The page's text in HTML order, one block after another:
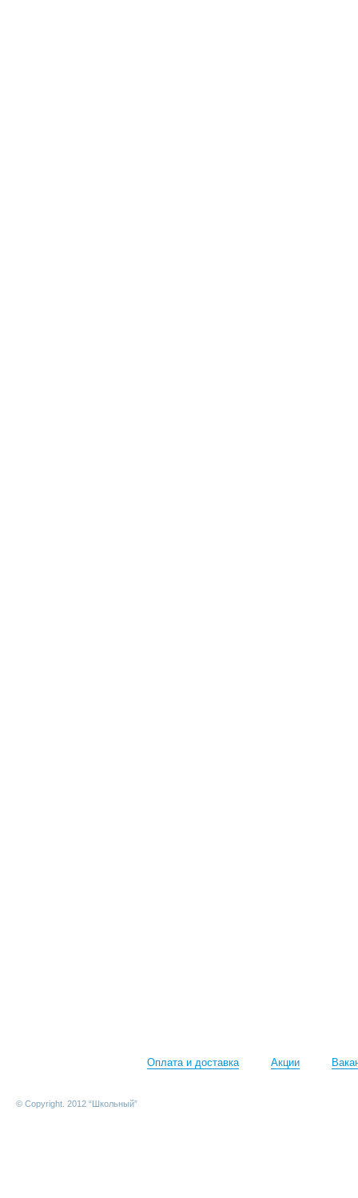
Оплата и доставка Акции
© Copyright. 2012 “Школьный”